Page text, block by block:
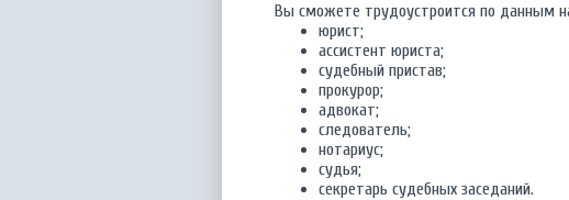
Вы сможете трудоустроится по данным
юрист;
ассистент юриста;
судебный пристав;
прокурор;
адвокат;
следователь;
нотариус;
судья;
секретарь судебных заседаний.